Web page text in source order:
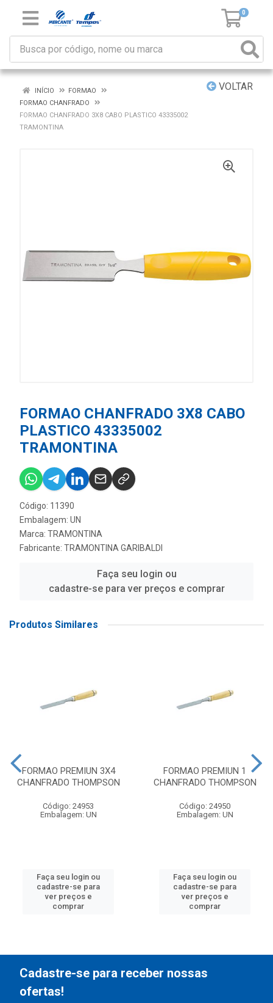
0
VOLTAR
INÍCIO
FORMAO
FORMAO CHANFRADO
FORMAO CHANFRADO 3X8 CABO PLASTICO 43335002
TRAMONTINA
FORMAO CHANFRADO 3X8 CABO
PLASTICO 43335002
TRAMONTINA
Código: 11390
Embalagem: UN
Marca: TRAMONTINA
Fabricante: TRAMONTINA GARIBALDI
Faça seu login ou
cadastre-se para ver preços e comprar
Produtos Similares
FORMAO PREMIUN 3X4
CHANFRADO THOMPSON
Código: 24953
Embalagem: UN
Faça seu login ou
cadastre-se para
ver preços e
comprar
FORMAO PREMIUN 1
CHANFRADO THOMPSON
Código: 24950
Embalagem: UN
Faça seu login ou
cadastre-se para
ver preços e
comprar
Cadastre-se para receber nossas
ofertas!